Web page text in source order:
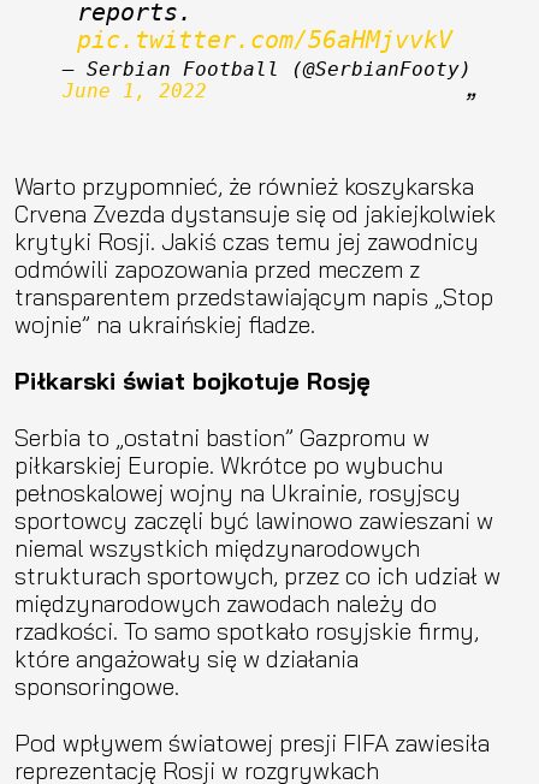
pic.twitter.com/56aHMjvvkV
June 1, 2022
Warto przypomnieć, że również koszykarska
Crvena Zvezda dystansuje się od jakiejkolwiek
krytyki Rosji. Jakiś czas temu jej zawodnicy
odmówili zapozowania przed meczem z
transparentem przedstawiającym napis „Stop
wojnie” na ukraińskiej fladze.
Piłkarski świat bojkotuje Rosję
Serbia to „ostatni bastion” Gazpromu w
piłkarskiej Europie. Wkrótce po wybuchu
pełnoskalowej wojny na Ukrainie, rosyjscy
sportowcy zaczęli być lawinowo zawieszani w
niemal wszystkich międzynarodowych
strukturach sportowych, przez co ich udział w
międzynarodowych zawodach należy do
rzadkości. To samo spotkało rosyjskie firmy,
które angażowały się w działania
sponsoringowe.
Pod wpływem światowej presji FIFA zawiesiła
reprezentację Rosji w rozgrywkach